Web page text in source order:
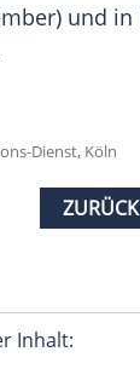
und in
Dienst, Köln
Inhalt: